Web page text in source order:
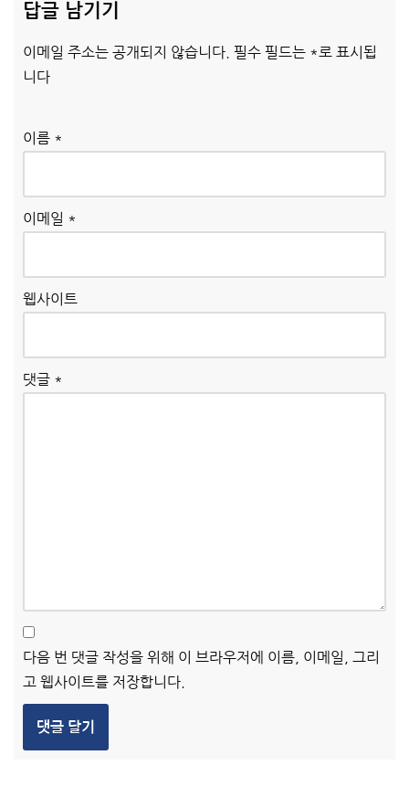
답글 남기기
이메일 주소는 공개되지 않습니다. 필수 필드는 * 로 표시됩
니다
이름 *
이메일 *
웹사이트
댓글 *
다음 번 댓글 작성을 위해 이 브라우저에 이름, 이메일, 그리
고 웹사이트를 저장합니다.